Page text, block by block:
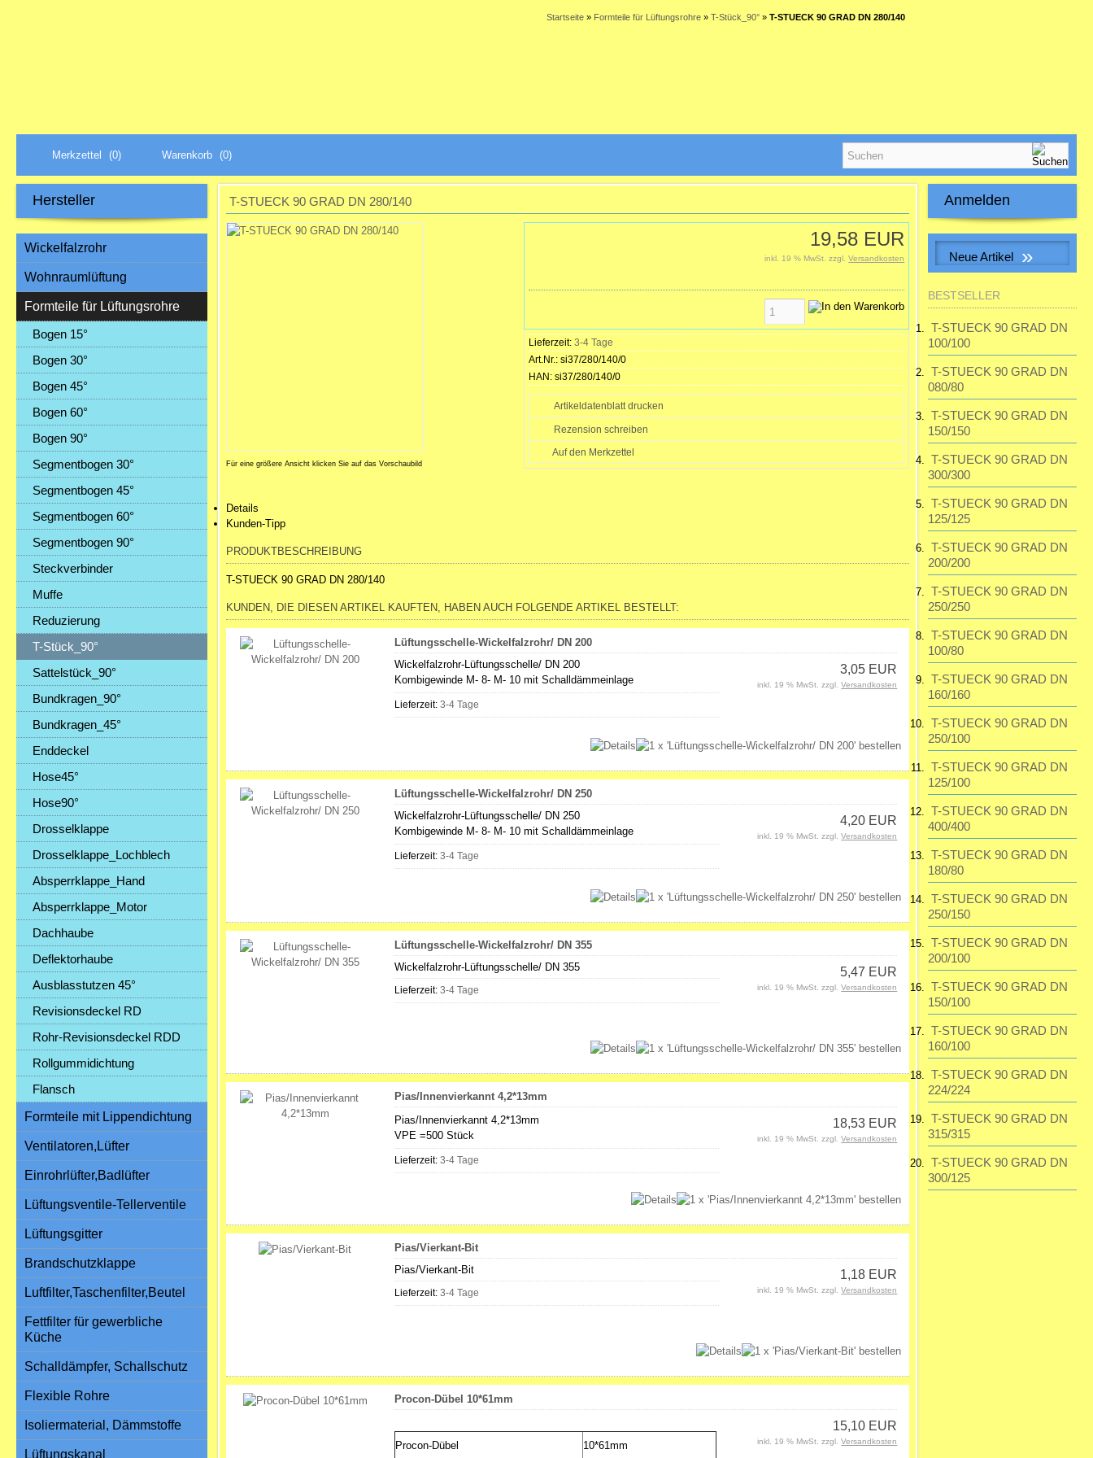
Startseite» Formteile für Lüftungsrohre» T-Stück_90°» T-STUECK 90 GRAD DN 280/140
Warenkorb (0)
Merkzettel (0)
T-STUECK 90 GRAD DN 280/140
Für eine größere Ansicht klicken Sie auf das Vorschaubild
19,58 EUR
inkl. 19 % MwSt. zzgl.Versandkosten
Lieferzeit: 3-4 Tage
Art.Nr.: si37/280/140/0
HAN: si37/280/140/0
Artikeldatenblatt drucken
Rezension schreiben
Details
Kunden-Tipp
PRODUKTBESCHREIBUNG
T-STUECK 90 GRAD DN 280/140
KUNDEN, DIE DIESEN ARTIKEL KAUFTEN, HABEN AUCH FOLGENDE ARTIKEL BESTELLT:
Lüftungsschelle-Wickelfalzrohr/ DN 200
Wickelfalzrohr-Lüftungsschelle/ DN 200
Kombigewinde M- 8- M- 10 mit Schalldämmeinlage
Lieferzeit: 3-4 Tage
3,05 EUR
inkl. 19 % MwSt. zzgl.Versandkosten
Lüftungsschelle-Wickelfalzrohr/ DN 250
Wickelfalzrohr-Lüftungsschelle/ DN 250
Kombigewinde M- 8- M- 10 mit Schalldämmeinlage
Lieferzeit: 3-4 Tage
4,20 EUR
inkl. 19 % MwSt. zzgl.Versandkosten
Lüftungsschelle-Wickelfalzrohr/ DN 355
Wickelfalzrohr-Lüftungsschelle/ DN 355
Lieferzeit: 3-4 Tage
5,47 EUR
inkl. 19 % MwSt. zzgl.Versandkosten
Pias/Innenvierkannt 4,2*13mm
Pias/Innenvierkannt 4,2*13mm
VPE =500 Stück
Lieferzeit: 3-4 Tage
18,53 EUR
inkl. 19 % MwSt. zzgl.Versandkosten
Pias/Vierkant-Bit
Pias/Vierkant-Bit
Lieferzeit: 3-4 Tage
1,18 EUR
inkl. 19 % MwSt. zzgl.Versandkosten
Procon-Dübel 10*61mm
Procon-Dübel 10*61mm
15,10 EUR
inkl. 19 % MwSt. zzgl.Versandkosten
Hersteller
Wickelfalzrohr
Wohnraumlüftung
Formteile für Lüftungsrohre
Bogen 15°
Bogen 30°
Bogen 45°
Bogen 60°
Bogen 90°
Segmentbogen 30°
Segmentbogen 45°
Segmentbogen 60°
Segmentbogen 90°
Steckverbinder
Muffe
Reduzierung
T-Stück_90°
Sattelstück_90°
Bundkragen_90°
Bundkragen_45°
Enddeckel
Hose45°
Hose90°
Drosselklappe
Drosselklappe_Lochblech
Absperrklappe_Hand
Absperrklappe_Motor
Dachhaube
Deflektorhaube
Ausblasstutzen 45°
Revisionsdeckel RD
Rohr-Revisionsdeckel RDD
Rollgummidichtung
Flansch
Formteile mit Lippendichtung
Ventilatoren,Lüfter
Einrohrlüfter,Badlüfter
Lüftungsventile-Tellerventile
Lüftungsgitter
Brandschutzklappe
Luftfilter,Taschenfilter,Beutel
Fettfilter für gewerbliche
Küche
Schalldämpfer, Schallschutz
Flexible Rohre
Isoliermaterial, Dämmstoffe
Lüftungskanal
Anmelden
Passwort vergessen?
Neue Artikel »
inkl. 2 Dichtungen
28,32 EUR
inkl. 19 % MwSt. zzgl.
BESTSELLER
T-STUECK 90 GRAD DN
100/100
T-STUECK 90 GRAD DN
080/80
T-STUECK 90 GRAD DN
150/150
T-STUECK 90 GRAD DN
300/300
T-STUECK 90 GRAD DN
125/125
T-STUECK 90 GRAD DN
200/200
T-STUECK 90 GRAD DN
250/250
T-STUECK 90 GRAD DN
100/80
T-STUECK 90 GRAD DN
160/160
T-STUECK 90 GRAD DN
250/100
T-STUECK 90 GRAD DN
125/100
T-STUECK 90 GRAD DN
400/400
T-STUECK 90 GRAD DN
180/80
T-STUECK 90 GRAD DN
250/150
T-STUECK 90 GRAD DN
200/100
T-STUECK 90 GRAD DN
150/100
T-STUECK 90 GRAD DN
160/100
T-STUECK 90 GRAD DN
224/224
T-STUECK 90 GRAD DN
315/315
T-STUECK 90 GRAD DN
300/125